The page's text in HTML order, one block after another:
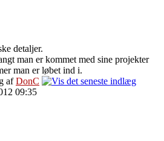
detaljer.
man er kommet med sine projekter
man er løbet ind i.
afDonC
09:35